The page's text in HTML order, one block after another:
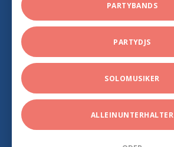
PARTYBANDS
PARTYDJS
SOLOMUSIKER
ALLEINUNTERHALTER